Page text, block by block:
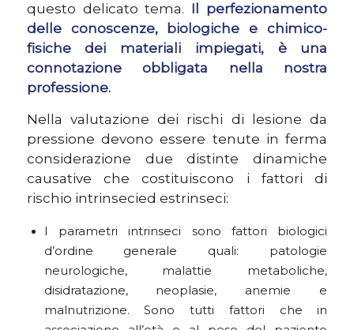
questo delicato tema. Il perfezionamento
delle conoscenze, biologiche e chimico-
fisiche dei materiali impiegati, è una
connotazione obbligata nella nostra
professione.
Nella valutazione dei rischi di lesione da
pressione devono essere tenute in ferma
considerazione due distinte dinamiche
causative che costituiscono i fattori di
rischio intrinsecied estrinseci:
I parametri intrinseci sono fattori biologici
d’ordine generale quali: patologie
neurologiche, malattie metaboliche,
disidratazione, neoplasie, anemie e
malnutrizione. Sono tutti fattori che in